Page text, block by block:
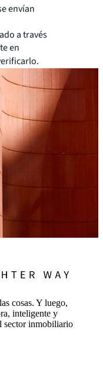
envían
a través
en
cosas. Y luego,
inteligente y
sector inmobiliario